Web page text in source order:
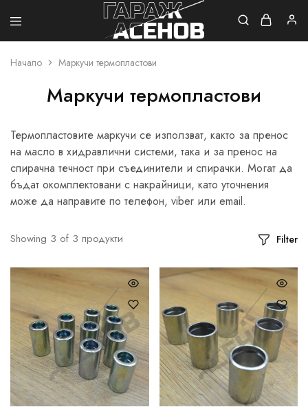
Асенов
Начало Маркучи термопластови
Маркучи термопластови
Термопластовите маркучи се използват, както за пренос
на масло в хидравлични системи, така и за пренос на
спирачна течност при съединители и спирачки. Могат да
бъдат окомплектовани с накрайници, като уточнения
може да направите по телефон, viber или email.
Showing 3 of 3 продукти Filter